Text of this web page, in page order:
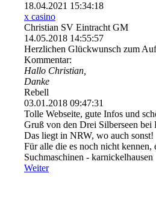
18.04.2021 15:34:18
x casino
Christian SV Eintracht GM
14.05.2018 14:55:57
Herzlichen Glückwunsch zum
Kommentar:
Hallo Christian,
Danke
Rebell
03.01.2018 09:47:31
Tolle Webseite, gute Infos und
Gruß von den Drei Silberseen bei
Das liegt in NRW, wo auch sonst!
Für alle die es noch nicht kennen,
Suchmaschinen - karnickelhausen
Weiter